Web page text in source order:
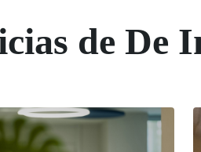
de De